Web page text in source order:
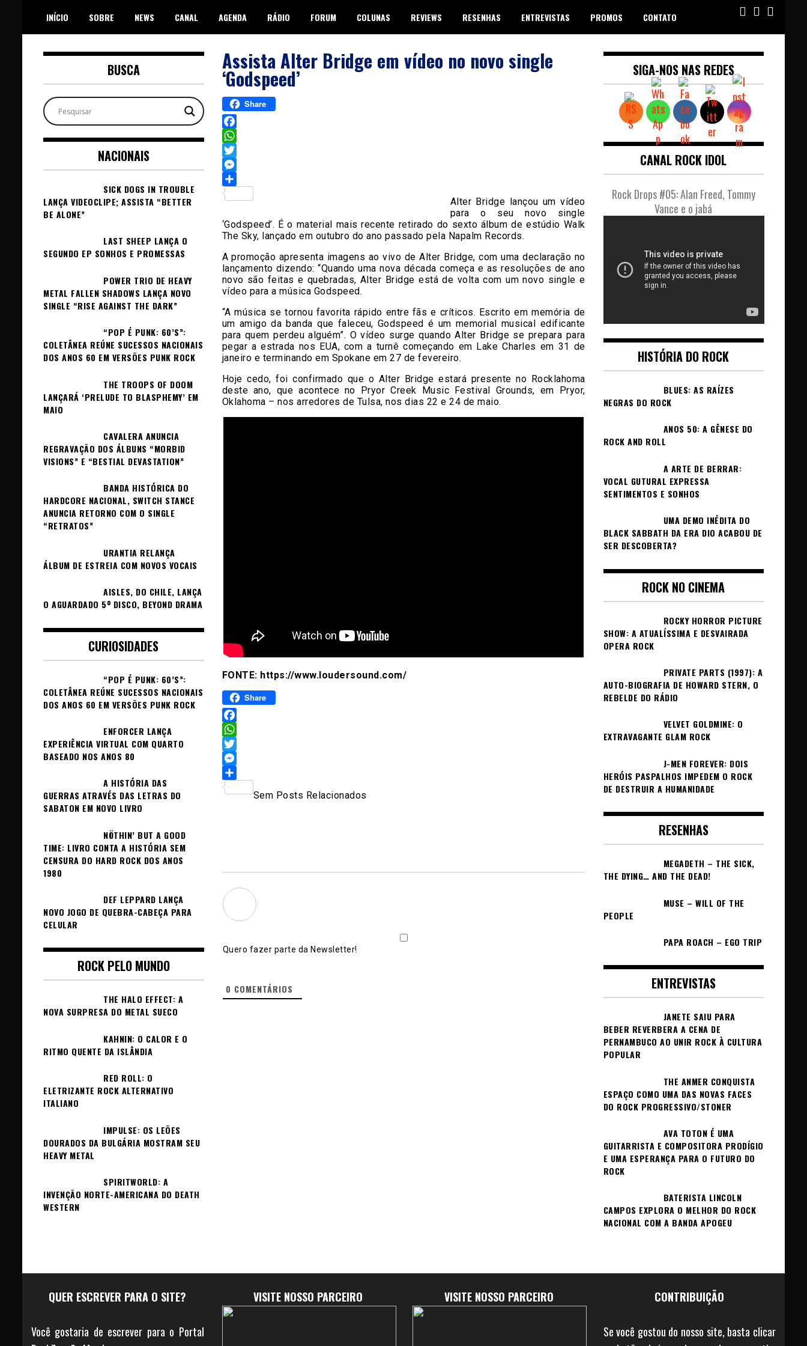
content
INÍCIO SOBRE NEWS CANAL AGENDA RÁDIO FORUM COLUNAS REVIEWS RESENHAS ENTREVISTAS PROMOS CONTATO
Assista Alter Bridge em vídeo no novo single
‘Godspeed’
Share
Facebook
WhatsApp
Twitter
Messenger
Alter Bridge lançou um vídeo
para o seu novo single
‘Godspeed’. É o material mais recente retirado do sexto álbum de estúdio Walk
The Sky, lançado em outubro do ano passado pela Napalm Records.
A promoção apresenta imagens ao vivo de Alter Bridge, com uma declaração no
lançamento dizendo: “Quando uma nova década começa e as resoluções de ano
novo são feitas e quebradas, Alter Bridge está de volta com um novo single e
vídeo para a música Godspeed.
“A música se tornou favorita rápido entre fãs e críticos. Escrito em memória de
um amigo da banda que faleceu, Godspeed é um memorial musical edificante
para quem perdeu alguém”. O vídeo surge quando Alter Bridge se prepara para
pegar a estrada nos EUA, com a turnê começando em Lake Charles em 31 de
janeiro e terminando em Spokane em 27 de fevereiro.
Hoje cedo, foi confirmado que o Alter Bridge estará presente no Rocklahoma
deste ano, que acontece no Pryor Creek Music Festival Grounds, em Pryor,
Oklahoma – nos arredores de Tulsa, nos dias 22 e 24 de maio.
FONTE: https://www.loudersound.com/
Share
Facebook
WhatsApp
Twitter
Messenger
Sem Posts Relacionados
Quero fazer parte da Newsletter!
0 COMENTÁRIOS
BUSCA
NACIONAIS
SICK DOGS IN TROUBLE
LANÇA VIDEOCLIPE; ASSISTA “BETTER
BE ALONE”
LAST SHEEP LANÇA O
SEGUNDO EP SONHOS E PROMESSAS
POWER TRIO DE HEAVY
METAL FALLEN SHADOWS LANÇA NOVO
SINGLE “RISE AGAINST THE DARK”
“POP É PUNK: 60’S”:
COLETÂNEA REÚNE SUCESSOS NACIONAIS
DOS ANOS 60 EM VERSÕES PUNK ROCK
THE TROOPS OF DOOM
LANÇARÁ ‘PRELUDE TO BLASPHEMY’ EM
MAIO
CAVALERA ANUNCIA
REGRAVAÇÃO DOS ÁLBUNS “MORBID
VISIONS” E “BESTIAL DEVASTATION”
BANDA HISTÓRICA DO
HARDCORE NACIONAL, SWITCH STANCE
ANUNCIA RETORNO COM O SINGLE
“RETRATOS”
URANTIA RELANÇA
ÁLBUM DE ESTREIA COM NOVOS VOCAIS
AISLES, DO CHILE, LANÇA
O AGUARDADO 5º DISCO, BEYOND DRAMA
CURIOSIDADES
“POP É PUNK: 60’S”:
COLETÂNEA REÚNE SUCESSOS NACIONAIS
DOS ANOS 60 EM VERSÕES PUNK ROCK
ENFORCER LANÇA
EXPERIÊNCIA VIRTUAL COM QUARTO
BASEADO NOS ANOS 80
A HISTÓRIA DAS
GUERRAS ATRAVÉS DAS LETRAS DO
SABATON EM NOVO LIVRO
NÖTHIN’ BUT A GOOD
TIME: LIVRO CONTA A HISTÓRIA SEM
CENSURA DO HARD ROCK DOS ANOS
1980
DEF LEPPARD LANÇA
NOVO JOGO DE QUEBRA-CABEÇA PARA
CELULAR
ROCK PELO MUNDO
THE HALO EFFECT: A
NOVA SURPRESA DO METAL SUECO
KAHNIN: O CALOR E O
RITMO QUENTE DA ISLÂNDIA
RED ROLL: O
ELETRIZANTE ROCK ALTERNATIVO
ITALIANO
IMPULSE: OS LEÕES
DOURADOS DA BULGÁRIA MOSTRAM SEU
HEAVY METAL
SPIRITWORLD: A
INVENÇÃO NORTE-AMERICANA DO DEATH
WESTERN
SIGA-NOS NAS REDES
CANAL ROCK IDOL
Rock Drops #05: Alan Freed, Tommy
Vance e o jabá
HISTÓRIA DO ROCK
BLUES: AS RAÍZES
NEGRAS DO ROCK
ANOS 50: A GÊNESE DO
ROCK AND ROLL
A ARTE DE BERRAR:
VOCAL GUTURAL EXPRESSA
SENTIMENTOS E SONHOS
UMA DEMO INÉDITA DO
BLACK SABBATH DA ERA DIO ACABOU DE
SER DESCOBERTA?
ROCK NO CINEMA
ROCKY HORROR PICTURE
SHOW: A ATUALÍSSIMA E DESVAIRADA
OPERA ROCK
PRIVATE PARTS (1997): A
AUTO-BIOGRAFIA DE HOWARD STERN, O
REBELDE DO RÁDIO
VELVET GOLDMINE: O
EXTRAVAGANTE GLAM ROCK
J-MEN FOREVER: DOIS
HERÓIS PASPALHOS IMPEDEM O ROCK
DE DESTRUIR A HUMANIDADE
RESENHAS
MEGADETH – THE SICK,
THE DYING… AND THE DEAD!
MUSE – WILL OF THE
PEOPLE
PAPA ROACH – EGO TRIP
ENTREVISTAS
JANETE SAIU PARA
BEBER REVERBERA A CENA DE
PERNAMBUCO AO UNIR ROCK À CULTURA
POPULAR
THE ANMER CONQUISTA
ESPAÇO COMO UMA DAS NOVAS FACES
DO ROCK PROGRESSIVO/STONER
AVA TOTON É UMA
GUITARRISTA E COMPOSITORA PRODÍGIO
E UMA ESPERANÇA PARA O FUTURO DO
ROCK
BATERISTA LINCOLN
CAMPOS EXPLORA O MELHOR DO ROCK
NACIONAL COM A BANDA APOGEU
QUER ESCREVER PARA O SITE?
Você gostaria de escrever para o Portal
VISITE NOSSO PARCEIRO VISITE NOSSO PARCEIRO CONTRIBUIÇÃO
Se você gostou do nosso site, basta clicar